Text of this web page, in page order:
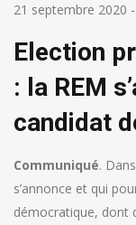
21 septembre 2020 -
Election
: la REM
candidat
Communiqué.
s’annonce et qui
démocratique, dont